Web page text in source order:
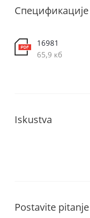
Спецификације
16981
65,9 кб
Iskustva
Postavite pitanje